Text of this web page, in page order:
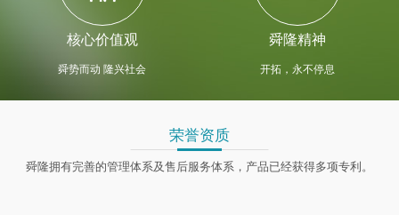
核心价值观
舜势而动 隆兴社会
舜隆精神
开拓，永不停息
荣誉资质
舜隆拥有完善的管理体系及售后服务体系，产品已经获得多项专利。